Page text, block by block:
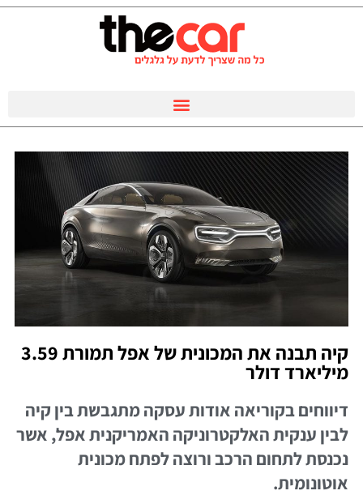
קיה תבנה את המכונית של אפל תמורת 3.59
מיליארד דולר
דיווחים בקוריאה אודות עסקה מתגבשת בין קיה
לבין ענקית האלקטרוניקה האמריקנית אפל, אשר
נכנסת לתחום הרכב ורוצה לפתח מכונית
אוטונומית.